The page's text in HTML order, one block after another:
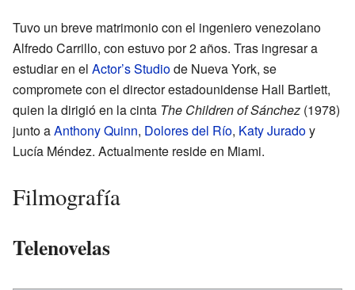
Tuvo un breve matrimonio con el ingeniero venezolano
Alfredo Carrillo, con estuvo por 2 años. Tras ingresar a
estudiar en el Actor’s Studiode Nueva York, se
compromete con el director estadounidense Hall Bartlett,
quien la dirigió en la cinta The Children of Sánchez (1978)
junto aAnthony Quinn, Dolores del Río, Katy Juradoy
Lucía Méndez. Actualmente reside en Miami.
Filmografía
Telenovelas